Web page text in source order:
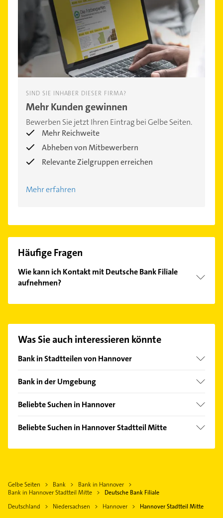
SIND SIE INHABER DIESER FIRMA?
Mehr Kunden gewinnen
Bewerben Sie jetzt Ihren Eintrag bei Gelbe Seiten.
Mehr Reichweite
Abheben von Mitbewerbern
Relevante Zielgruppen erreichen
Mehr erfahren
Häufige Fragen
Wie kann ich Kontakt mit Deutsche Bank Filiale
aufnehmen?
finden Sie alleKontaktdaten.
Was Sie auch interessieren könnte
Bank in Stadtteilen von Hannover
Ahlem
Bemerode
Döhren
Groß Buchholz
Lahe
Linden-Mitte
Bank in der Umgebung
Hemmingen Hannover
Ronnenberg
Garbsen
Gehrden Hannover
Pattensen
Beliebte Suchen in Hannover
Bestatter
Zahnarzt
Gasinstallateur
Sanitärinstallation
Beliebte Suchen in Hannover Stadtteil Mitte
Zahnarzt
Gelbe Seiten Bank
Bank in Hannover
Bank in Hannover Stadtteil Mitte
Deutsche Bank Filiale
Deutschland
Niedersachsen Hannover Hannover Stadtteil Mitte